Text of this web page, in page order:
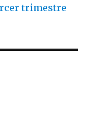
trimestre